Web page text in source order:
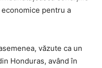
pentru a
văzute ca un
Honduras, având în